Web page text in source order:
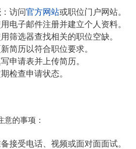
：访问官方网站或职位门户网站。
用电子邮件注册并建立个人资料。
用筛选器查找相关的职位空缺。
新简历以符合职位要求。
写申请表并上传简历。
期检查申请状态。
的事项：
备接受电话、视频或面对面面试。